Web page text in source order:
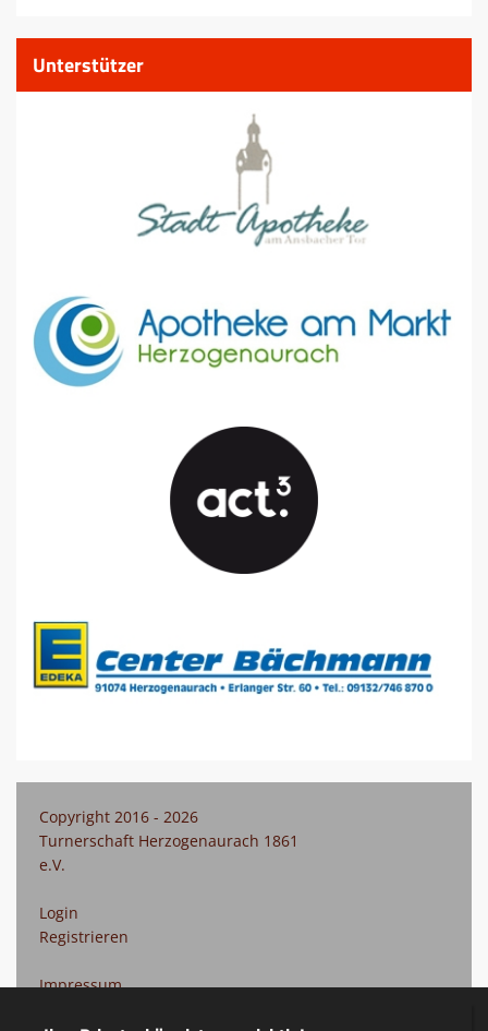
Unterstützer
Copyright 2016 - 2026
Turnerschaft Herzogenaurach 1861
e.V.
Login
Registrieren
Impressum